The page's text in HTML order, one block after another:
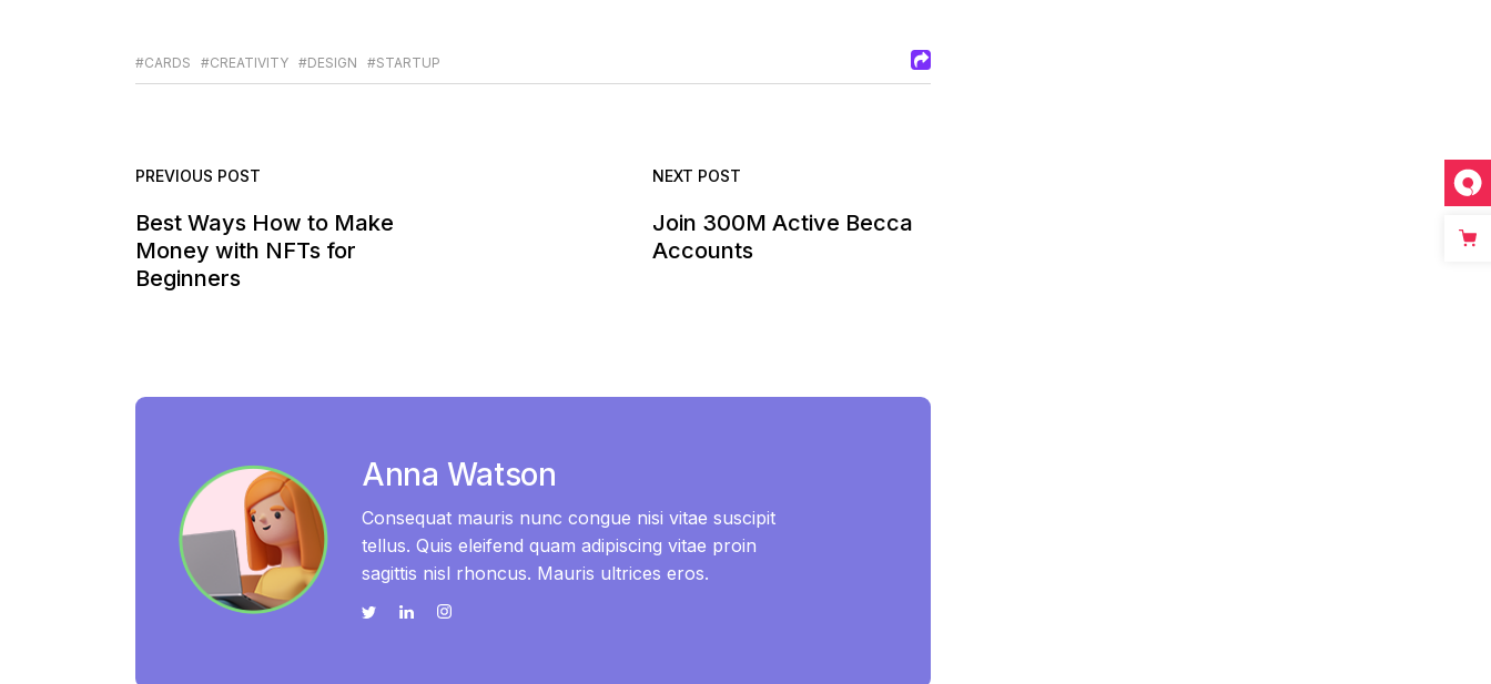
#CARDS #CREATIVITY #DESIGN #STARTUP
PREVIOUS POST
Best Ways How to Make
Money with NFTs for
Beginners
NEXT POST
Join 300M Active Becca
Accounts
Anna Watson
Consequat mauris nunc congue nisi vitae suscipit
tellus. Quis eleifend quam adipiscing vitae proin
sagittis nisl rhoncus. Mauris ultrices eros.